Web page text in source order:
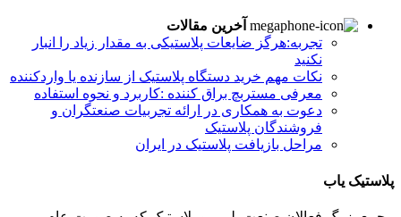
آخرین مقالات
تجربه:هرگز ضایعات پلاستیکی به مقدار زیاد را انبار
نکنید
نکات مهم خرید دستگاه پلاستیک از سازنده یا واردکننده
معرفی مستربچ براق کننده :کاربرد و نحوه استفاده
دعوت به همکاری در ارائه تجربیات صنعتگران و
فروشندگان پلاستیک
مراحل بازیافت پلاستیک در ایران
پلاستیک یاب